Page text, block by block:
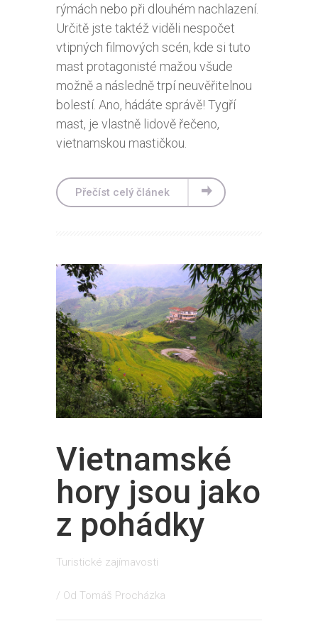
rýmách nebo při dlouhém nachlazení.
Určitě jste taktéž viděli nespočet
vtipných filmových scén, kde si tuto
mast protagonisté mažou všude
možně a následně trpí neuvěřitelnou
bolestí. Ano, hádáte správě! Tygří
mast, je vlastně lidově řečeno,
vietnamskou mastičkou.
Přečíst celý článek
Vietnamské
hory jsou jako
z pohádky
Turistické zajímavosti
/ Od Tomáš Procházka